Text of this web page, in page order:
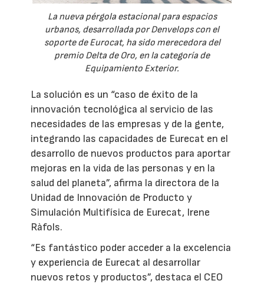
La nueva pérgola estacional para espacios
urbanos, desarrollada por Denvelops con el
soporte de Eurocat, ha sido merecedora del
premio Delta de Oro, en la categoría de
Equipamiento Exterior.
La solución es un “caso de éxito de la
innovación tecnológica al servicio de las
necesidades de las empresas y de la gente,
integrando las capacidades de Eurecat en el
desarrollo de nuevos productos para aportar
mejoras en la vida de las personas y en la
salud del planeta”, afirma la directora de la
Unidad de Innovación de Producto y
Simulación Multifísica de Eurecat, Irene
Ràfols.
“Es fantástico poder acceder a la excelencia
y experiencia de Eurecat al desarrollar
nuevos retos y productos”, destaca el CEO